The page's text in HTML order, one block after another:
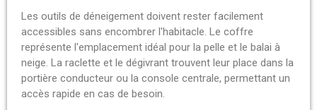
Les outils de déneigement doivent rester facilement
accessibles sans encombrer l'habitacle. Le coffre
représente l'emplacement idéal pour la pelle et le balai à
neige. La raclette et le dégivrant trouvent leur place dans la
portière conducteur ou la console centrale, permettant un
accès rapide en cas de besoin.